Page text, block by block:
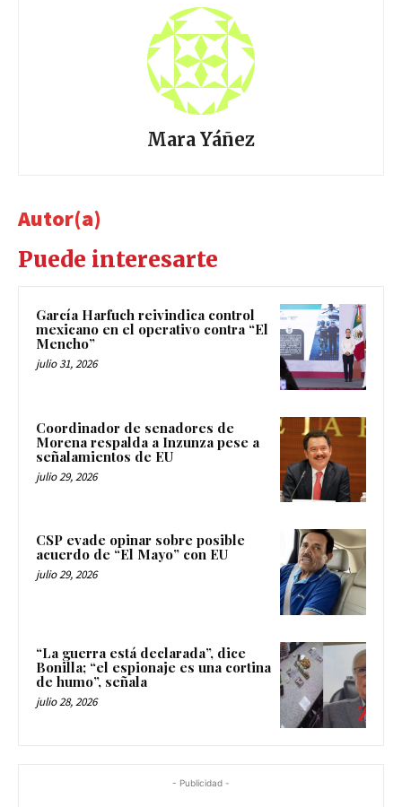
Mara Yáñez
Autor(a)
Puede interesarte
García Harfuch reivindica control
mexicano en el operativo contra “El
Mencho”
julio 31, 2026
Coordinador de senadores de
Morena respalda a Inzunza pese a
señalamientos de EU
julio 29, 2026
CSP evade opinar sobre posible
acuerdo de “El Mayo” con EU
julio 29, 2026
“La guerra está declarada”, dice
Bonilla; “el espionaje es una cortina
de humo”, señala
julio 28, 2026
- Publicidad -